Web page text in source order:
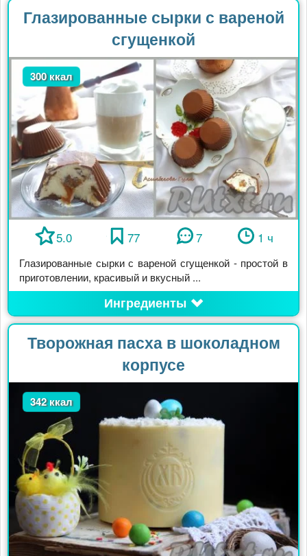
Глазированные сырки с вареной
сгущенкой
300 ккал
5.0 77 7 1 ч
Глазированные сырки с вареной сгущенкой - простой в
приготовлении, красивый и вкусный ...
Ингредиенты
Творожная пасха в шоколадном
корпусе
342 ккал